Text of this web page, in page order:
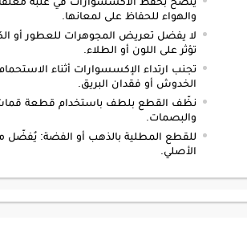
والهواء للحفاظ على لمعانها.
لا يفضل تعريض المجوهرات للعطور أو
تؤثر على اللون أو الطلاء.
تجنب ارتداء الإكسسوارات أثناء
الخدوش أو فقدان البريق.
نظّف القطع بلطف باستخدام قطعة قماش
والبصمات.
للقطع المطلية بالذهب أو الفضة:
الأصلي.